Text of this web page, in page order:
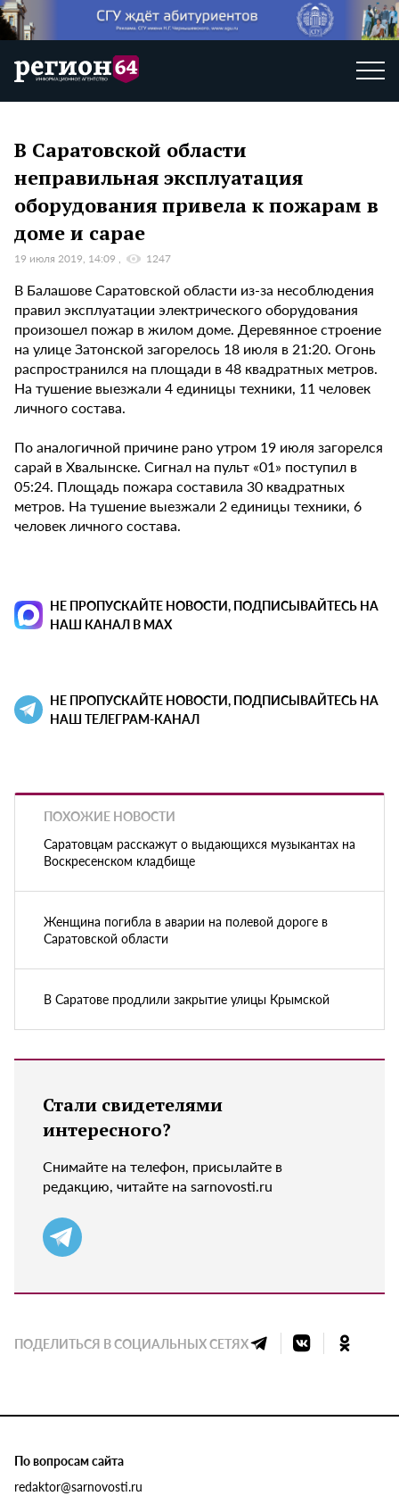
В Саратовской области
неправильная эксплуатация
оборудования привела к пожарам в
доме и сарае
19 июля 2019, 14:09 1247
В Балашове Саратовской области из-за несоблюдения
правил эксплуатации электрического оборудования
произошел пожар в жилом доме. Деревянное строение
на улице Затонской загорелось 18 июля в 21:20. Огонь
распространился на площади в 48 квадратных метров.
На тушение выезжали 4 единицы техники, 11 человек
личного состава.
По аналогичной причине рано утром 19 июля загорелся
сарай в Хвалынске. Сигнал на пульт «01» поступил в
05:24. Площадь пожара составила 30 квадратных
метров. На тушение выезжали 2 единицы техники, 6
человек личного состава.
НЕ ПРОПУСКАЙТЕ НОВОСТИ, ПОДПИСЫВАЙТЕСЬ НА
НАШ КАНАЛ В MAX
НЕ ПРОПУСКАЙТЕ НОВОСТИ, ПОДПИСЫВАЙТЕСЬ НА
НАШ ТЕЛЕГРАМ-КАНАЛ
ПОХОЖИЕ НОВОСТИ
Саратовцам расскажут о выдающихся музыкантах на
Воскресенском кладбище
Женщина погибла в аварии на полевой дороге в
Саратовской области
В Саратове продлили закрытие улицы Крымской
Стали свидетелями
интересного?
Снимайте на телефон, присылайте в
редакцию, читайте на sarnovosti.ru
ПОДЕЛИТЬСЯ В СОЦИАЛЬНЫХ СЕТЯХ
По вопросам сайта
redaktor@sarnovosti.ru